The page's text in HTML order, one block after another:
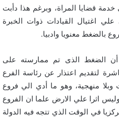
قضايا المراة، وبرغم هذا دأبت
اغتيال القيادات ذوات الخبرة
بالضغط معنويا وادبيا.
أن الضغط الذى تم ممارسته على
لتقديم اعتذار عن رئاسة الفرع
وبلا منهجية، وهو ما أدي الي فروع
اثرا علي الارض علما ان الفروع
في الوقت الذي تتجه فيه الدولة